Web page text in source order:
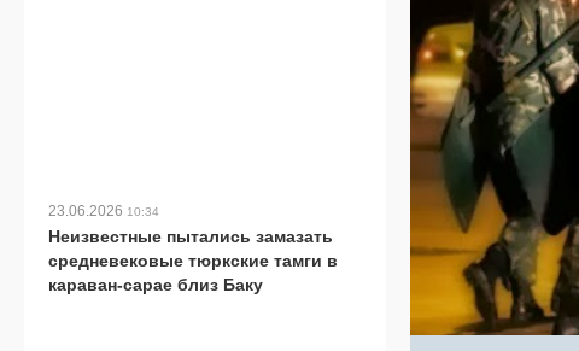
23.06.2026 10:34
Неизвестные пытались замазать
средневековые тюркские тамги в
караван-сарае близ Баку